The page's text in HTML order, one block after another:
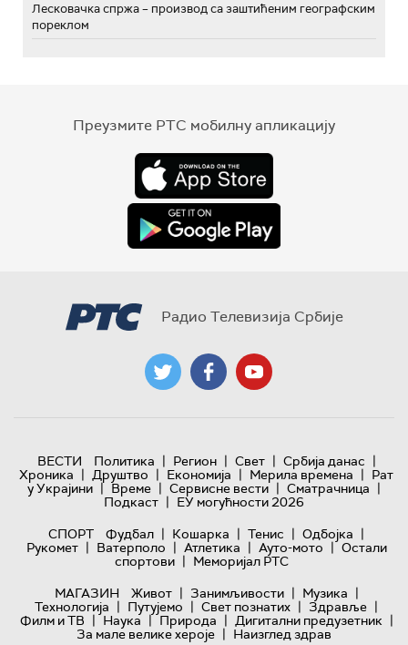
Лесковачка спржа – производ са заштићеним географским
пореклом
Преузмите РТС мобилну апликацију
Радио Телевизија Србије
ВЕСТИ Политика | Регион | Свет | Србија данас |
Хроника | Друштво | Економија | Мерила времена | Рат
у Украјини | Време | Сервисне вести | Сматрачница |
Подкаст | ЕУ могућности 2026
СПОРТ
Фудбал | Кошарка | Тенис | Одбојка |
Рукомет | Ватерполо | Атлетика | Ауто-мото | Остали
спортови | Меморијал РТС
МАГАЗИН
Живот | Занимљивости | Музика |
Технологијa | Путујемо | Свет познатих | Здравље |
Филм и ТВ | Наука | Природа | Дигитални предузетник |
За мале велике хероје | Наизглед здрав